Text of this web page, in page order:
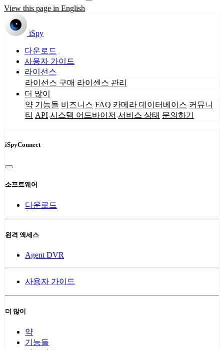
View this page in English
iSpy
다운로드
사용자 가이드
라이선스
라이선스 구매 라이센스 관리
더 많이
약 기능들 비즈니스 FAQ 카메라 데이터베이스 커뮤니
티 API 시스템 어드바이저 서비스 상태 문의하기
iSpyConnect
소프트웨어
다운로드
원격 액세스
Agent DVR
사용자 가이드
더 많이
약
기능들